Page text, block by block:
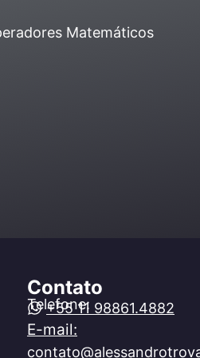
Matemáticos
Contato
Telefone:
+55 11 98861.4882
E-mail: